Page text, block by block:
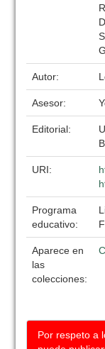
Autor:
Asesor:
Editorial:
URI:
Programa
educativo:
Aparece en
las
colecciones:
Por respeto a